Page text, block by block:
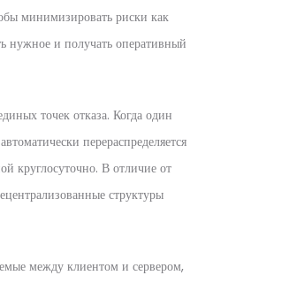
минимизировать риски как
нужное и получать оперативный
точек отказа. Когда один
перераспределяется
круглосуточно. В отличие от
структуры
между клиентом и сервером,